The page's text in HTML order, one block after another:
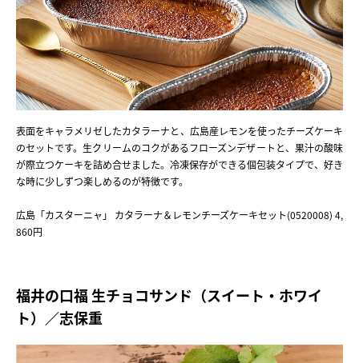
表面をキャラメリゼしたカタラーナと、広島産レモンを使ったチーズケーキ
のセットです。生クリームのコクがあるフローズンデザートと、果汁の酸味
が際立つケーキを詰め合せました。冷凍保存ができる個包装タイプで、好き
な時に少しずつ楽しめるのが特徴です。
広島「カスターニャ」 カタラーナ＆レモンチーズケーキセット(0520008) 4,
860円
福井の口福 生チョコサンド（スイート・ホワイ
ト）／志保重